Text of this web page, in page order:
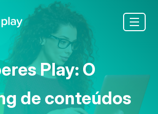
Play: O
de conteúdos